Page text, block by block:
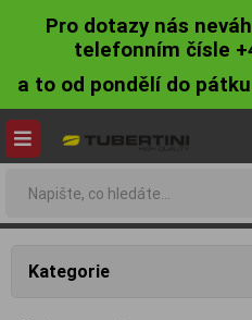
Pro dotazy nás
telefonním čísle
a to od pondělí do
Kategorie